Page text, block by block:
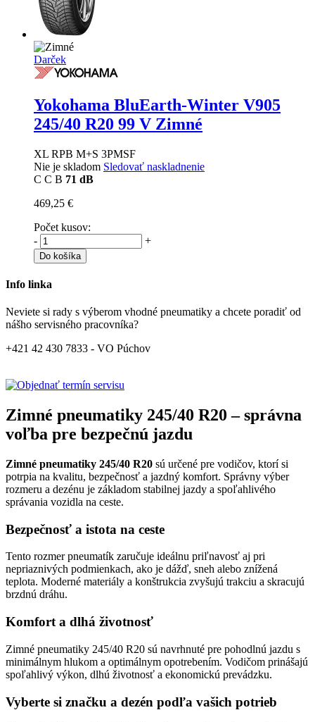
Darček
Yokohama BluEarth-Winter V905
245/40 R20 99 V Zimné
XL RPB M+S 3PMSF
Nie je skladom Sledovať naskladnenie
C C B 71 dB
469,25 €
Počet kusov:
-
+
Do košíka
Info linka
Neviete si rady s výberom vhodné pneumatiky a chcete poradiť od
nášho servisného pracovníka?
+421 42 430 7833 - VO Púchov
Zimné pneumatiky 245/40 R20 – správna
voľba pre bezpečnú jazdu
Zimné pneumatiky 245/40 R20 sú určené pre vodičov, ktorí si
potrpia na kvalitu, bezpečnosť a jazdný komfort. Správny výber
rozmeru a dezénu je základom stabilnej jazdy a spoľahlivého
správania vozidla na ceste.
Bezpečnosť a istota na ceste
Tento rozmer pneumatík zaručuje ideálnu priľnavosť aj pri
nepriaznivých podmienkach, ako je dážď, sneh alebo znížená
teplota. Moderné materiály a konštrukcia zvyšujú trakciu a skracujú
brzdnú dráhu.
Komfort a dlhá životnosť
Zimné pneumatiky 245/40 R20 sú navrhnuté pre pohodlnú jazdu s
minimálnym hlukom a optimálnym opotrebením. Vodičom prinášajú
spoľahlivý výkon, dlhú životnosť a ekonomickú prevádzku.
Vyberte si značku a dezén podľa vašich potrieb